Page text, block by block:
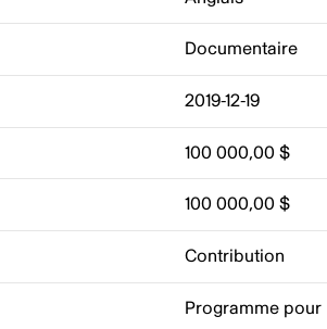
Documentaire
2019-12-19
100 000,00 $
100 000,00 $
Contribution
Programme